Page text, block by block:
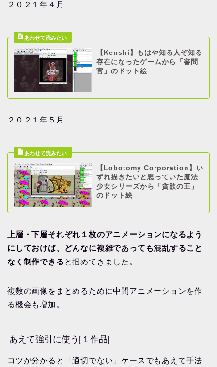
２０２１年４月
【Kenshi】もはや知る人ぞ知る
存在になったゲームから「審問
官」のドット絵
２０２１年５月
【Lobotomy Corporation】い
ずれ描きたいと思っていた魔法
少女シリーズから「貪欲の王」
のドット絵
上層・下層それぞれ１枚のアニメーションになるよう
にしておけば、どんなに複雑であっても混乱すること
なく制作できる と掴めてきました。
複数の画像をまとめるために中間アニメーションを作
る機会も増加。
あえて強引に使う[１作品]
コツが分かると「適切でない」ケースでもあえて手法